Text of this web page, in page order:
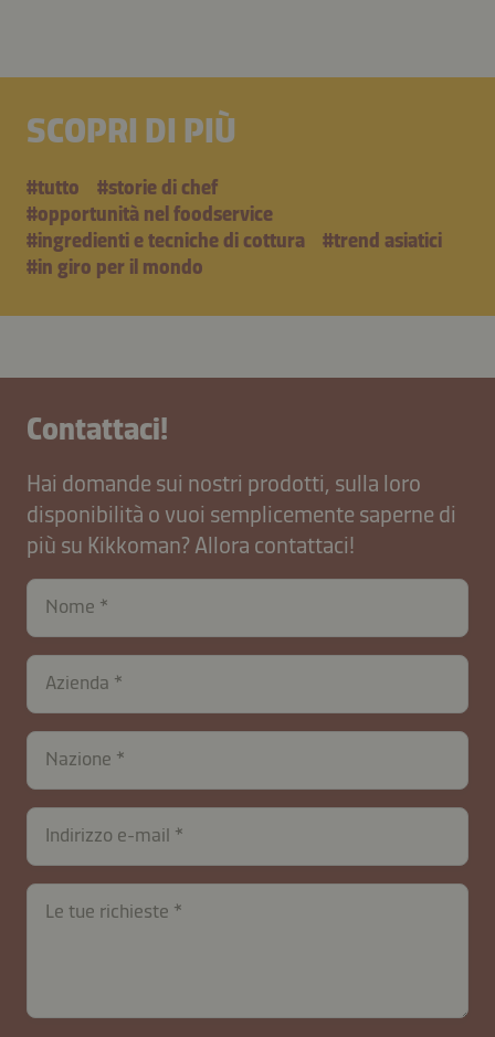
SCOPRI DI PIÙ
#tutto
#storie di chef
#opportunità nel foodservice
#ingredienti e tecniche di cottura
#trend asiatici
#in giro per il mondo
Contattaci!
Hai domande sui nostri prodotti, sulla loro
disponibilità o vuoi semplicemente saperne di
più su Kikkoman? Allora contattaci!
Nome
Azienda
Nazione
Indirizzo e-mail
Le tue richieste